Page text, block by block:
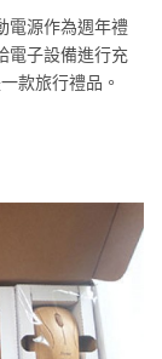
電源作為週年禮
電子設備進行充
款旅行禮品。